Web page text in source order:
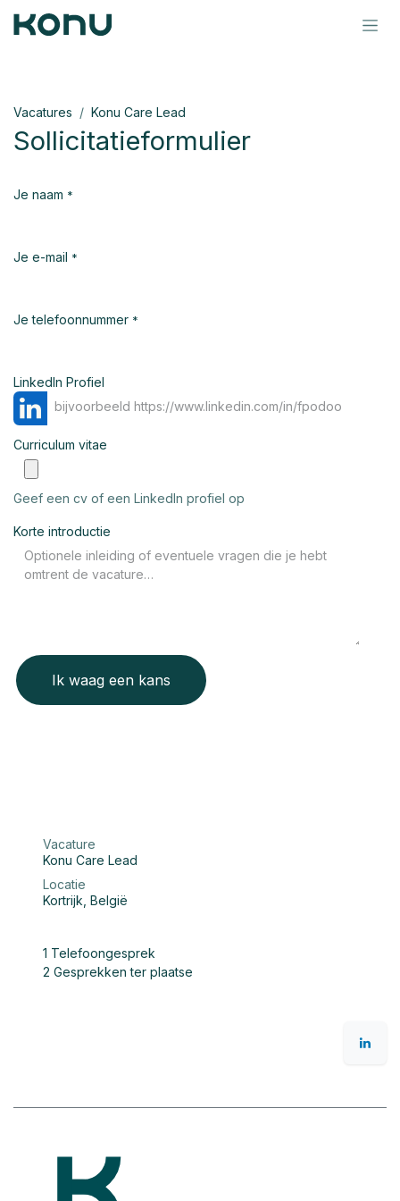
Vacatures Konu Care Lead
Sollicitatieformulier
Je naam *
Je e-mail *
Je telefoonnummer *
LinkedIn Profiel
Curriculum vitae
Geef een cv of een LinkedIn profiel op
Korte introductie
Ik waag een kans
Vacature
Konu Care Lead
Locatie
Kortrijk België
1 Telefoongesprek
2 Gesprekken ter plaatse